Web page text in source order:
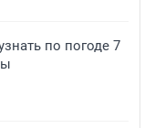
по погоде 7